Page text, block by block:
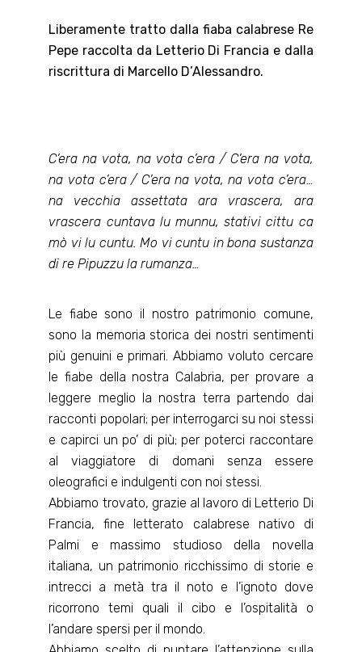
Liberamente tratto dalla fiaba calabrese Re
Pepe raccolta da Letterio Di Francia e dalla
riscrittura di Marcello D’Alessandro.
C’era na vota, na vota c’era / C’era na vota,
na vota c’era / C’era na vota, na vota c’era…
na vecchia assettata ara vrascera, ara
vrascera cuntava lu munnu, stativi cittu ca
mò vi lu cuntu. Mo vi cuntu in bona sustanza
di re Pipuzzu la rumanza…
Le fiabe sono il nostro patrimonio comune,
sono la memoria storica dei nostri sentimenti
più genuini e primari. Abbiamo voluto cercare
le fiabe della nostra Calabria, per provare a
leggere meglio la nostra terra partendo dai
racconti popolari; per interrogarci su noi stessi
e capirci un po’ di più; per poterci raccontare
al viaggiatore di domani senza essere
oleografici e indulgenti con noi stessi.
Abbiamo trovato, grazie al lavoro di Letterio Di
Francia, fine letterato calabrese nativo di
Palmi e massimo studioso della novella
italiana, un patrimonio ricchissimo di storie e
intrecci a metà tra il noto e l’ignoto dove
ricorrono temi quali il cibo e l’ospitalità o
l’andare spersi per il mondo.